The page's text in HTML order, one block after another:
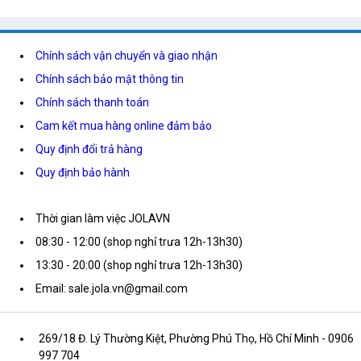
Chính sách vận chuyển và giao nhận
Chính sách bảo mật thông tin
Chính sách thanh toán
Cam kết mua hàng online đảm bảo
Quy định đổi trả hàng
Quy định bảo hành
Thời gian làm việc JOLAVN
08:30 - 12:00 (shop nghỉ trưa 12h-13h30)
13:30 - 20:00 (shop nghỉ trưa 12h-13h30)
Email: sale.jola.vn@gmail.com
269/18 Đ. Lý Thường Kiệt, Phường Phú Thọ, Hồ Chí Minh - 0906
997 704